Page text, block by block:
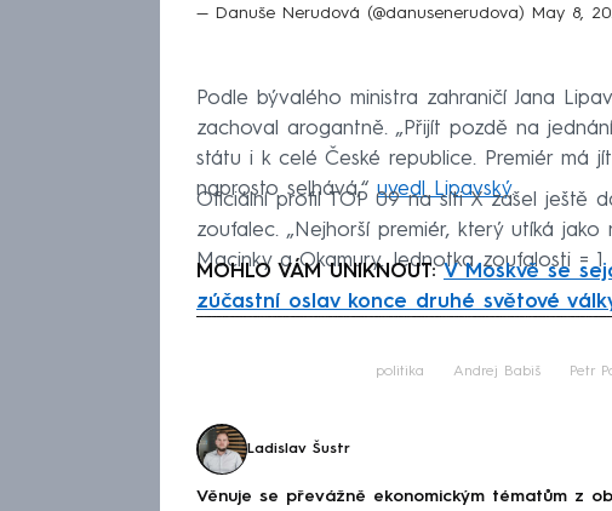
— Danuše Nerudová (@danusenerudova) May 8,
Podle bývalého ministra zahraničí Jana
zachoval arogantně. „Přijít pozdě na
státu i k celé České republice. Premiér má
naprosto selhává,“uvedl Lipavský.
Oficiální profil TOP 09 na síti X zašel ještě
zoufalec. „Nejhorší premiér, který utíká
Macinky a Okamury. Jednotka zoufalosti = 1
MOHLO VÁM UNIKNOUT:V Moskvě se
zúčastní oslav konce druhé světové
politika Andrej Babiš Petr
Ladislav Šustr
Věnuje se převážně ekonomickým tématům z